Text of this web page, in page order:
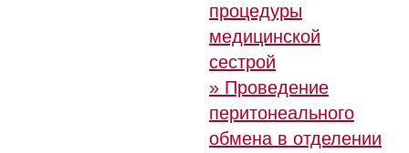
процедуры
медицинской
сестрой
» Проведение
перитонеального
обмена в отделении